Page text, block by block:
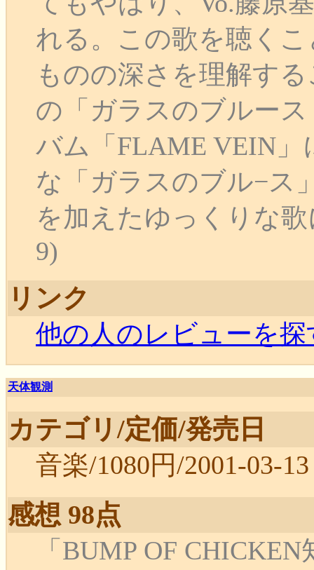
れる。この歌を聴く
ものの深さを理解す
の「ガラスのブルース
バム「FLAME VEIN
な「ガラスのブル−ス
を加えたゆっくりな
9)
リンク
他の人のレビューを探
天体観測
カテゴリ/定価/発売日
音楽/1080円/2001-03-13
感想 98点
「BUMP OF